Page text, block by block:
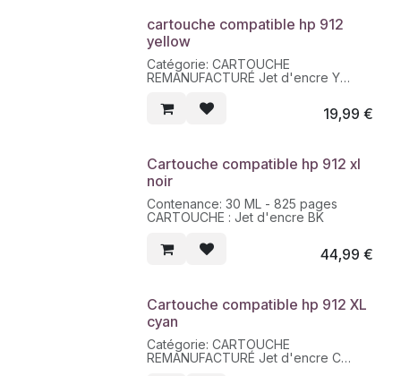
Marques produit UPRINT
Code Boite H-304XLC
cartouche compatible hp 912
yellow
Catégorie: CARTOUCHE
REMANUFACTURÉ Jet d'encre Y
pages 825
19,99 €
Cartouche compatible hp 912 xl
noir
Contenance: 30 ML - 825 pages
CARTOUCHE : Jet d'encre BK
44,99 €
Cartouche compatible hp 912 XL
cyan
Catégorie: CARTOUCHE
REMANUFACTURÉ Jet d'encre C